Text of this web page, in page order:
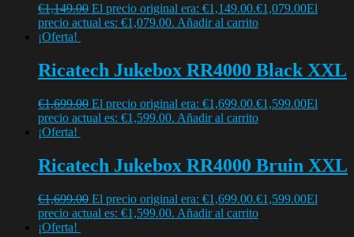
€1,149.00 El precio original era: €1,149.00.€1,079.00El
precio actual es: €1,079.00. Añadir al carrito
¡Oferta!
Ricatech Jukebox RR4000 Black XXL
€1,699.00 El precio original era: €1,699.00.€1,599.00El
precio actual es: €1,599.00. Añadir al carrito
¡Oferta!
Ricatech Jukebox RR4000 Bruin XXL
€1,699.00 El precio original era: €1,699.00.€1,599.00El
precio actual es: €1,599.00. Añadir al carrito
¡Oferta!